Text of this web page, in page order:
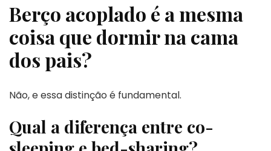
Berço acoplado é a mesma
coisa que dormir na cama
dos pais?
Não, e essa distinção é fundamental.
Qual a diferença entre co-